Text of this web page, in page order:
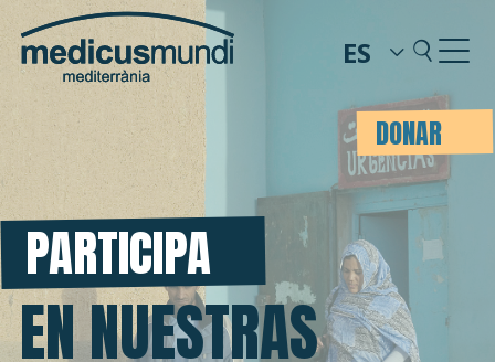
DONAR
ES
PARTICIPA
EN NUESTRAS